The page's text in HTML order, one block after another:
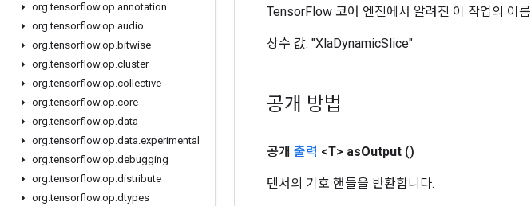
org.tensorflow.op.annotation
org.tensorflow.op.audio
org.tensorflow.op.bitwise
org.tensorflow.op.cluster
org.tensorflow.op.collective
org.tensorflow.op.core
org.tensorflow.op.data
org.tensorflow.op.data.experimental
org.tensorflow.op.debugging
org.tensorflow.op.distribute
org.tensorflow.op.dtypes
TensorFlow 코어 엔진에서 알려진 이 작업의 이름
상수 값: "XlaDynamicSlice"
공개 방법
공개 출력 <T> asOutput ()
텐서의 기호 핸들을 반환합니다.